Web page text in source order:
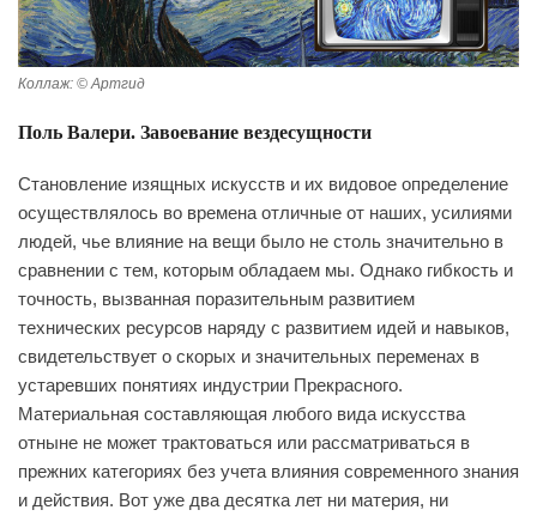
Коллаж: © Артгид
Поль Валери. Завоевание вездесущности
Становление изящных искусств и их видовое определение
осуществлялось во времена отличные от наших, усилиями
людей, чье влияние на вещи было не столь значительно в
сравнении с тем, которым обладаем мы. Однако гибкость и
точность, вызванная поразительным развитием
технических ресурсов наряду с развитием идей и навыков,
свидетельствует о скорых и значительных переменах в
устаревших понятиях индустрии Прекрасного.
Материальная составляющая любого вида искусства
отныне не может трактоваться или рассматриваться в
прежних категориях без учета влияния современного знания
и действия. Вот уже два десятка лет ни материя, ни